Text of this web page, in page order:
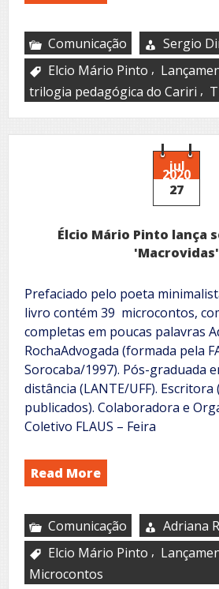
Comunicação
Sergio
Elcio Mário Pinto ,
trilogia pedagógica do Cariri ,
jul
2020
27
Élcio Mário Pinto lança
'Macrovidas'
Prefaciado pelo poeta
livro contém 39 microcontos,
completas em poucas palavras
RochaAdvogada (formada pela
Sorocaba/1997). Pós-graduada
distância (LANTE/UFF). Escritora
publicados). Colaboradora e
Coletivo FLAUS – Feira
Read More
Comunicação
Adriana
Elcio Mário Pinto ,
Microcontos